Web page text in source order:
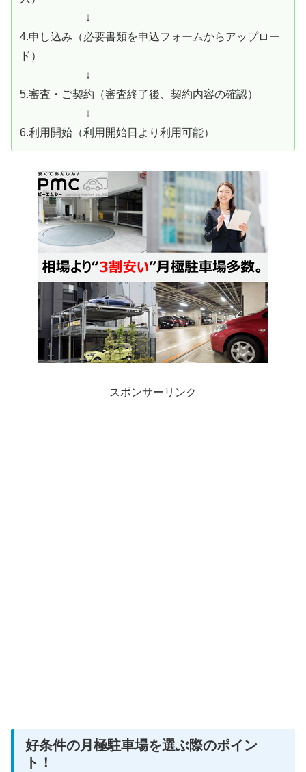
↓
4.申し込み（必要書類を申込フォームからアップロー
ド）
↓
5.審査・ご契約（審査終了後、契約内容の確認）
↓
6.利用開始（利用開始日より利用可能）
スポンサーリンク
好条件の月極駐車場を選ぶ際のポイン
ト！